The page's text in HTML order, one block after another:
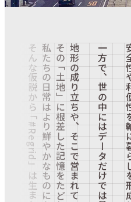
LOCAL
蛇喰磐に伝わる「じゃぐい
しが伝える土地の魅力-4】
3月 2,2025
LOCAL
ヨレやねじれが、味になる
を、福山から育てていく
3月 2,2025
LOCAL
【連載】あの人と、あの
｜小田原のどかさんと読み
3月 2,2025 地形の成り立ちや、そこで営まれている暮らし、
そんな仮説から「#Regrid」は生まれました。